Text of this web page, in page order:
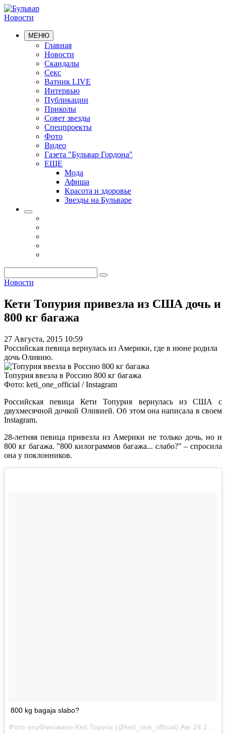
Новости
МЕНЮ
Главная
Новости
Скандалы
Секс
Ватник LIVE
Интервью
Публикации
Приколы
Совет звезды
Спецпроекты
Фото
Видео
Газета "Бульвар Гордона"
ЕЩЕ
Мода
Афиша
Красота и здоровье
Звезды на Бульваре
Новости
Кети Топурия привезла из США дочь и
800 кг багажа
27 Августа, 2015 10:59
Российская певица вернулась из Америки, где в июне родила
дочь Оливию.
Топурия ввезла в Россию 800 кг багажа
Фото: keti_one_official / Instagram
Российская певица Кети Топурия вернулась из США с
двухмесячной дочкой Оливией. Об этом она написала в своем
Instagram.
28-летняя певица привезла из Америки не только дочь, но и
800 кг багажа. "800 килограммов багажа... слабо?" – спросила
она у поклонников.
800 kg bagaja slabo?
Фото опубликовано Keti Topuria (@keti_one_official) Авг 24 2015 в 4:27 PDT